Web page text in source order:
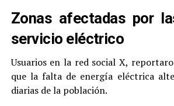
Zonas afectadas por
servicio eléctrico
Usuarios en la red social X,
que la falta de energía eléctrica
diarias de la población.